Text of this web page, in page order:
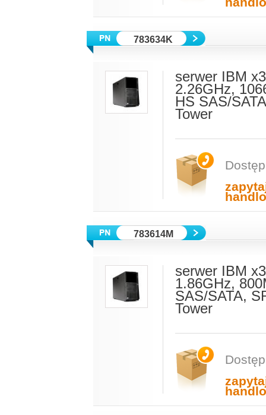
783634K
serwer IBM
2.26GHz,
HS SAS/
Tower
783614M
serwer IBM
1.86GHz,
SAS/SATA,
Tower